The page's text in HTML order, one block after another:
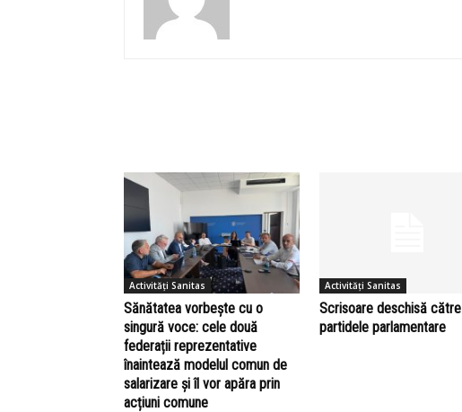
Activități Sanitas
Sănătatea vorbește cu o
singură voce: cele două
federații reprezentative
înaintează modelul comun de
salarizare și îl vor apăra prin
acțiuni comune
Activități Sanitas
Scrisoare deschisă către
partidele parlamentare